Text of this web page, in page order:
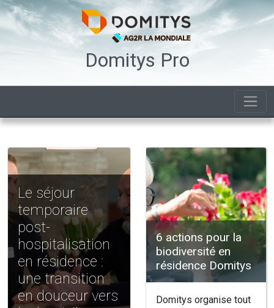
Domitys Pro
Le séjour
temporaire
post-
hospitalisation
en résidence :
une transition
en douceur vers
6 actions pour la
biodiversité en
résidence Domitys
Domitys organise tout